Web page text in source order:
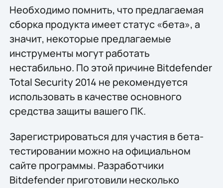
Необходимо помнить, что предлагаемая
сборка продукта имеет статус «бета», а
значит, некоторые предлагаемые
инструменты могут работать
нестабильно. По этой причине Bitdefender
Total Security 2014 не рекомендуется
использовать в качестве основного
средства защиты вашего ПК.
Зарегистрироваться для участия в бета-
тестировании можно на официальном
сайте программы. Разработчики
Bitdefender приготовили несколько